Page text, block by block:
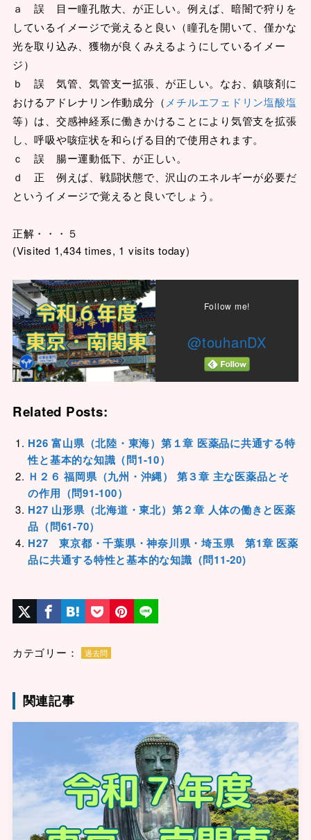
ａ 誤 目ー瞳孔散大、が正しい。例えば、暗闇で狩りを
しているイメージで覚えると良い（瞳孔を開いて、僅かな
光を取り込み、獲物が良くみえるようにしているイメー
ジ）
ｂ 誤 気管、気管支ー拡張、が正しい。なお、鎮咳剤に
おけるアドレナリン作動成分（メチルエフェドリン塩酸塩
等）は、交感神経系に働きかけることにより気管支を拡張
し、呼吸や咳症状を和らげる目的で使用されます。
ｃ 誤 腸ー運動低下、が正しい。
ｄ 正 例えば、戦闘状態で、沢山のエネルギーが必要だ
というイメージで覚えると良いでしょう。
正解・・・５
(Visited 1,434 times, 1 visits today)
Follow me!
@touhanDX
Related Posts:
H26 富山県（北陸・東海）第１章 医薬品に共通する特
性と基本的な知識（問1-10）
Ｈ２６ 福岡県（九州・沖縄） 第３章 主な医薬品とそ
の作用（問91-100）
H27 山形県（北海道・東北）第２章 人体の働きと医薬
品（問61-70）
H27 東京都・千葉県・神奈川県・埼玉県 第1章 医薬
品に共通する特性と基本的な知識（問11-20)
カテゴリー： 過去問
関連記事